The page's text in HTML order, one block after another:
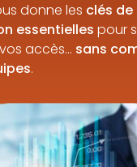
donne les clés de
essentielles pour
accès… sans
.